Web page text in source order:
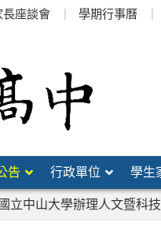
長座談會 學期行事曆
告 行政單位 學生
立中山大學辦理人文暨科